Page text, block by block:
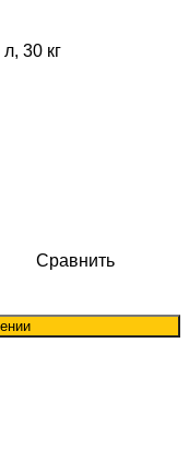
30 кг
Сравнить